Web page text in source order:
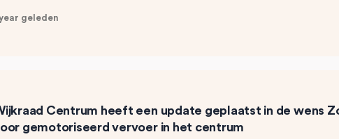
geleden
Centrum heeft een update geplaatst in de wens
gemotoriseerd vervoer in het centrum